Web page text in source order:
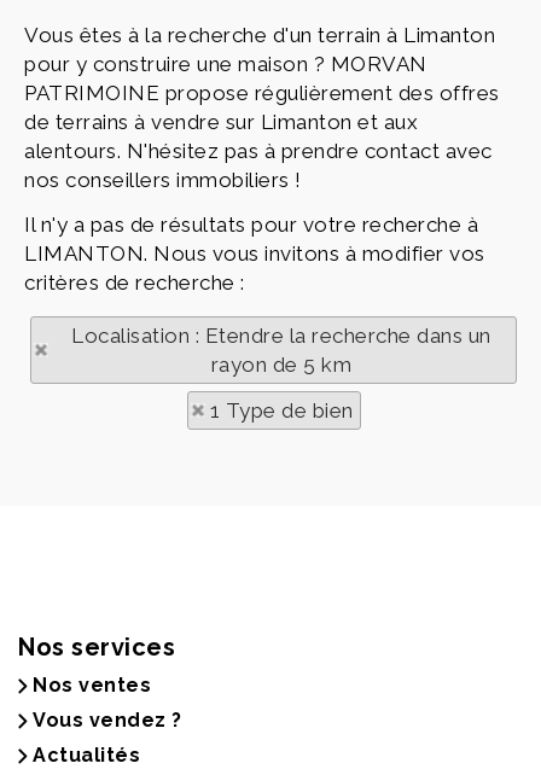
Vous êtes à la recherche d'un terrain à Limanton
pour y construire une maison ? MORVAN
PATRIMOINE propose régulièrement des offres
de terrains à vendre sur Limanton et aux
alentours. N'hésitez pas à prendre contact avec
nos conseillers immobiliers !
Il n'y a pas de résultats pour votre recherche à
LIMANTON. Nous vous invitons à modifier vos
critères de recherche :
Localisation : Etendre la recherche dans un
rayon de 5 km
1 Type de bien
Nos services
Nos ventes
Vous vendez ?
Actualités